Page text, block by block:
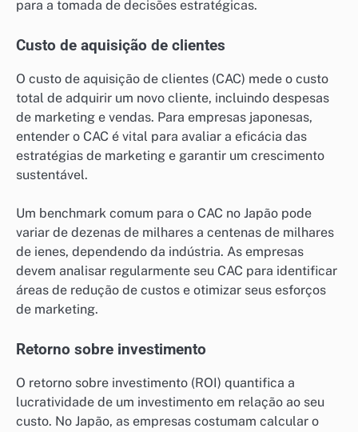
para a tomada de decisões estratégicas.
Custo de aquisição de clientes
O custo de aquisição de clientes (CAC) mede o custo
total de adquirir um novo cliente, incluindo despesas
de marketing e vendas. Para empresas japonesas,
entender o CAC é vital para avaliar a eficácia das
estratégias de marketing e garantir um crescimento
sustentável.
Um benchmark comum para o CAC no Japão pode
variar de dezenas de milhares a centenas de milhares
de ienes, dependendo da indústria. As empresas
devem analisar regularmente seu CAC para identificar
áreas de redução de custos e otimizar seus esforços
de marketing.
Retorno sobre investimento
O retorno sobre investimento (ROI) quantifica a
lucratividade de um investimento em relação ao seu
custo. No Japão, as empresas costumam calcular o